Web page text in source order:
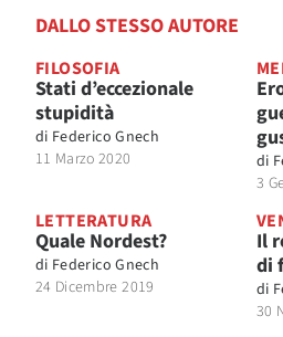
DALLO STESSO AUTORE
FILOSOFIA
Stati d’eccezionale
stupidità
di Federico Gnech
11 Marzo 2020
di
3
LETTERATURA
Quale Nordest?
di Federico Gnech
24 Dicembre 2019
Il
di
di
30